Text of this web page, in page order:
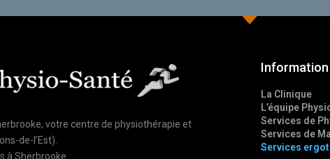
votre centre de physiothérapie et
de-l’Est).
à Sherbrooke.
Information
La Clinique
L’équipe
Services de
Services de
Services